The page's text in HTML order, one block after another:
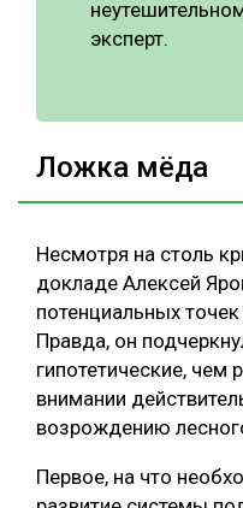
эксперт.
Ложка мёда
Несмотря на столь
докладе Алексей
потенциальных
Правда, он
гипотетические,
внимании
возрождению
Первое, на что